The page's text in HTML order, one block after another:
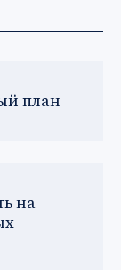
план
на